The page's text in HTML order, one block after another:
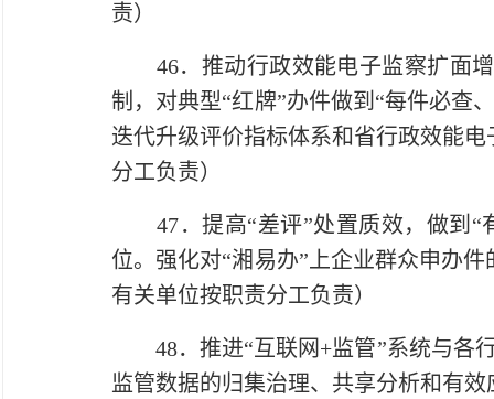
责）
46．推动行政效能电子监察扩面增
制，对典型“红牌”办件做到“每件必查
迭代升级评价指标体系和省行政效能
分工负责）
47．提高“差评”处置质效，做到“
位。强化对“湘易办”上企业群众申办
有关单位按职责分工负责）
48．推进“互联网+监管”系统与各行
监管数据的归集治理、共享分析和有